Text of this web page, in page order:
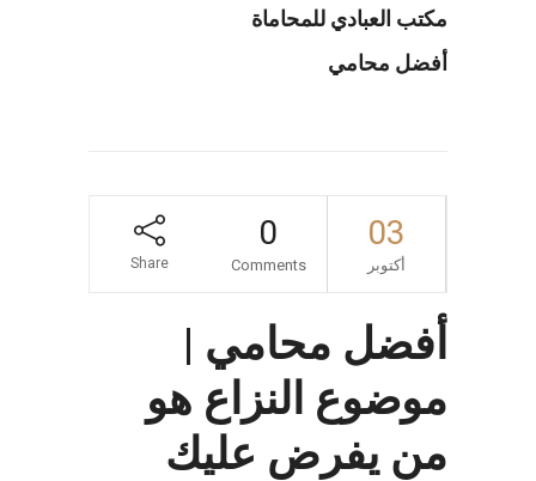
مكتب العبادي للمحاماة
أفضل محامي
03
أكتوبر
0
Comments
Share
أفضل محامي |
موضوع النزاع هو
من يفرض عليك